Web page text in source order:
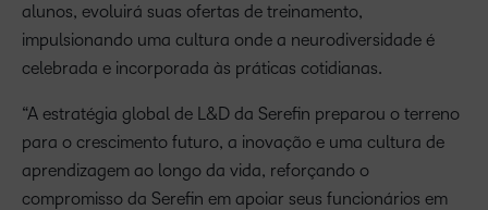
alunos, evoluirá suas ofertas de treinamento,
impulsionando uma cultura onde a neurodiversidade é
celebrada e incorporada às práticas cotidianas.
“A estratégia global de L&D da Serefin preparou o terreno
para o crescimento futuro, a inovação e uma cultura de
aprendizagem ao longo da vida, reforçando o
compromisso da Serefin em apoiar seus funcionários em